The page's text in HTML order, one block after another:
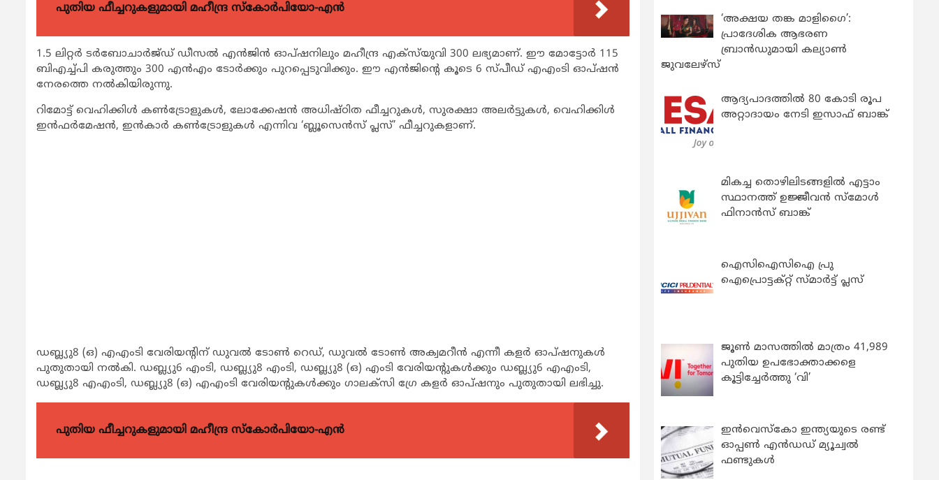
പുതിയ ഫീച്ചറുകളുമായി മഹീന്ദ്ര സ്കോർപിയോ-എൻ
1.5 ലിറ്റര്‍ ടര്‍ബോചാര്‍ജ്ഡ് ഡീസല്‍ എന്‍ജിന്‍ ഓപ്ഷനിലും മഹീന്ദ്ര എക്സ്‌യുവി 300 ലഭ്യമാണ്. ഈ മോട്ടോര്‍ 115
ബിഎച്ച്പി കരുത്തും 300 എന്‍എം ടോര്‍ക്കും പുറപ്പെടുവിക്കും. ഈ എന്‍ജിന്റെ കൂടെ 6 സ്പീഡ് എഎംടി ഓപ്ഷന്‍
നേരത്തെ നല്‍കിയിരുന്നു.
റിമോട്ട് വെഹിക്കിള്‍ കണ്‍ട്രോളുകള്‍, ലോക്കേഷന്‍ അധിഷ്ഠിത ഫീച്ചറുകള്‍, സുരക്ഷാ അലര്‍ട്ടുകള്‍, വെഹിക്കിള്‍
ഇന്‍ഫര്‍മേഷന്‍, ഇന്‍കാര്‍ കണ്‍ട്രോളുകള്‍ എന്നിവ ‘ബ്ലൂസെന്‍സ് പ്ലസ്’ ഫീച്ചറുകളാണ്.
ഡബ്ല്യു8 (ഒ) എഎംടി വേരിയന്റിന് ഡുവല്‍ ടോണ്‍ റെഡ്, ഡുവല്‍ ടോണ്‍ അക്വമറീന്‍ എന്നീ കളര്‍ ഓപ്ഷനുകള്‍
പുതുതായി നല്‍കി. ഡബ്ല്യു6 എംടി, ഡബ്ല്യു8 എംടി, ഡബ്ല്യു8 (ഒ) എംടി വേരിയന്റുകള്‍ക്കും ഡബ്ല്യു6 എഎംടി,
ഡബ്ല്യു8 എഎംടി, ഡബ്ല്യു8 (ഒ) എഎംടി വേരിയന്റുകള്‍ക്കും ഗാലക്‌സി ഗ്രേ കളര്‍ ഓപ്ഷനും പുതുതായി ലഭിച്ചു.
പുതിയ ഫീച്ചറുകളുമായി മഹീന്ദ്ര സ്കോർപിയോ-എൻ
‘അക്ഷയ തങ്ക മാളിഗൈ’:
പ്രാദേശിക ആഭരണ
ബ്രാന്‍ഡുമായി കല്യാണ്‍
ജുവലേഴ്‌സ്
ആദ്യപാദത്തിൽ 80 കോടി രൂപ
അറ്റാദായം നേടി ഇസാഫ് ബാങ്ക്
മികച്ച തൊഴിലിടങ്ങളിൽ എട്ടാം
സ്ഥാനത്ത് ഉജ്ജീവൻ സ്മോൾ
ഫിനാൻസ് ബാങ്ക്
ഐസിഐസിഐ പ്രു
ഐപ്രൊട്ടക്റ്റ് സ്മാർട്ട് പ്ലസ്
ജൂൺ മാസത്തിൽ മാത്രം 41,989
പുതിയ ഉപഭോക്താക്കളെ
കൂട്ടിച്ചേർത്തു ‘വി’
ഇന്‍വെസ്കോ ഇന്ത്യയുടെ രണ്ട്
ഓപ്പണ്‍ എന്‍ഡഡ് മ്യൂച്വല്‍
ഫണ്ടുകള്‍